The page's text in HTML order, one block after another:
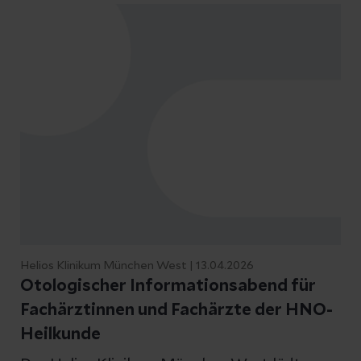
Helios Klinikum München West | 13.04.2026
Otologischer Informationsabend für
Fachärztinnen und Fachärzte der HNO-
Heilkunde